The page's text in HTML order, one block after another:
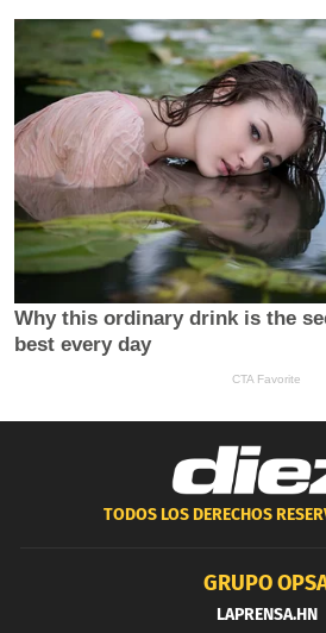
TODOS LOS DERECHOS
GRUPO
LAPRENSA.HN